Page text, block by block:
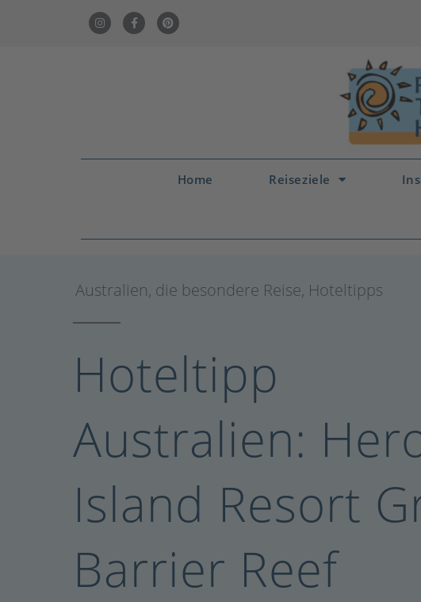
Home Reiseziele
Australien, die besondere Reise, Hoteltipps
Hoteltipp
Australien:
Island Resort
Barrier Reef